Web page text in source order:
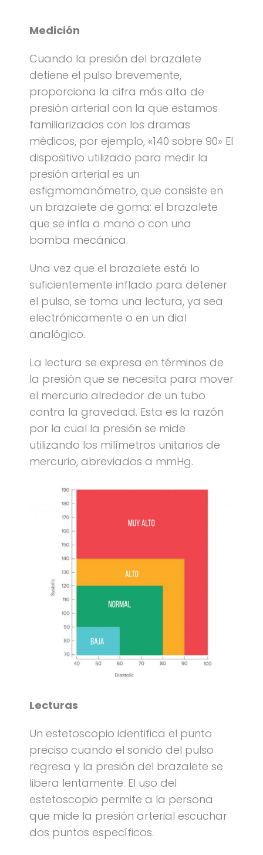
Medición
Cuando la presión del brazalete
detiene el pulso brevemente,
proporciona la cifra más alta de
presión arterial con la que estamos
familiarizados con los dramas
médicos, por ejemplo, «140 sobre 90» El
dispositivo utilizado para medir la
presión arterial es un
esfigmomanómetro, que consiste en
un brazalete de goma: el brazalete
que se infla a mano o con una
bomba mecánica.
Una vez que el brazalete está lo
suficientemente inflado para detener
el pulso, se toma una lectura, ya sea
electrónicamente o en un dial
analógico.
La lectura se expresa en términos de
la presión que se necesita para mover
el mercurio alrededor de un tubo
contra la gravedad. Esta es la razón
por la cual la presión se mide
utilizando los milímetros unitarios de
mercurio, abreviados a mmHg.
Lecturas
Un estetoscopio identifica el punto
preciso cuando el sonido del pulso
regresa y la presión del brazalete se
libera lentamente. El uso del
estetoscopio permite a la persona
que mide la presión arterial escuchar
dos puntos específicos.